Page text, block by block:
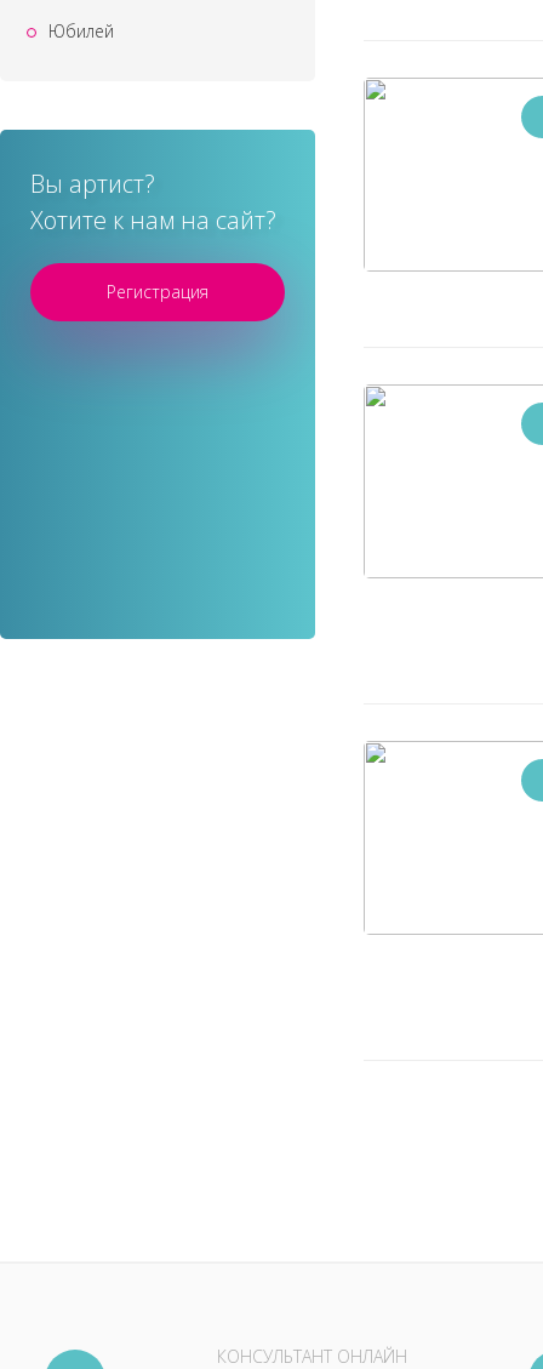
Юбилей
Вы артист?
Хотите к нам на сайт?
Регистрация
КОНСУЛЬТАНТ ОНЛАЙН